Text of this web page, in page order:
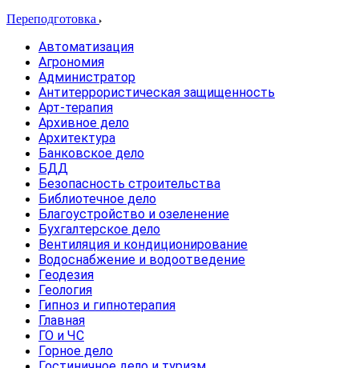
Переподготовка
Автоматизация
Агрономия
Администратор
Антитеррористическая защищенность
Арт-терапия
Архивное дело
Архитектура
Банковское дело
БДД
Безопасность строительства
Библиотечное дело
Благоустройство и озеленение
Бухгалтерское дело
Вентиляция и кондиционирование
Водоснабжение и водоотведение
Геодезия
Геология
Гипноз и гипнотерапия
Главная
ГО и ЧС
Горное дело